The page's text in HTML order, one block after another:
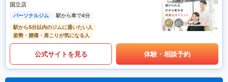
国立店
パーソナルジム
駅から車で4分
駅から5分以内のジムに通いたい人
姿勢・腰痛・肩こりが気になる人
公式サイトを見る 体験・相談予約